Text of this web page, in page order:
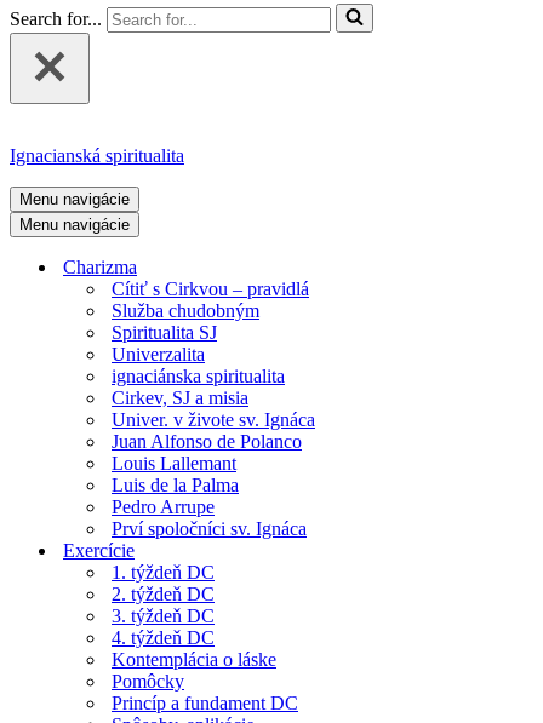
Search for...
Ignacianská spiritualita
Menu navigácie
Menu navigácie
Charizma
Cítiť s Cirkvou – pravidlá
Služba chudobným
Spiritualita SJ
Univerzalita
ignaciánska spiritualita
Cirkev, SJ a misia
Univer. v živote sv. Ignáca
Juan Alfonso de Polanco
Louis Lallemant
Luis de la Palma
Pedro Arrupe
Prví spoločníci sv. Ignáca
Exercície
1. týždeň DC
2. týždeň DC
3. týždeň DC
4. týždeň DC
Kontemplácia o láske
Pomôcky
Princíp a fundament DC